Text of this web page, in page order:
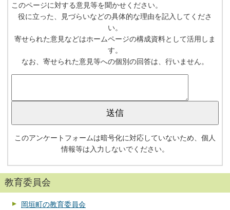
このページに対する意見等を聞かせください。
役に立った、見づらいなどの具体的な理由を記入してくださ
い。
寄せられた意見などはホームページの構成資料として活用しま
す。
なお、寄せられた意見等への個別の回答は、行いません。
このアンケートフォームは暗号化に対応していないため、個人
情報等は入力しないでください。
教育委員会
岡垣町の教育委員会